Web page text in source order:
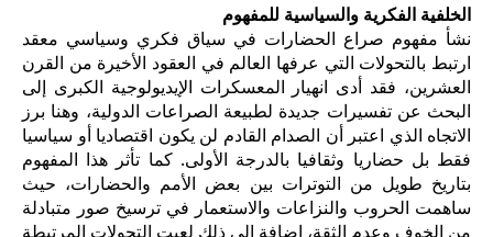
الخلفية الفكرية والسياسية للمفهوم
نشأ مفهوم صراع الحضارات في سياق فكري وسياسي معقد
ارتبط بالتحولات التي عرفها العالم في العقود الأخيرة من القرن
العشرين، فقد أدى انهيار المعسكرات الإيديولوجية الكبرى إلى
البحث عن تفسيرات جديدة لطبيعة الصراعات الدولية، وهنا برز
الاتجاه الذي اعتبر أن الصدام القادم لن يكون اقتصاديا أو سياسيا
فقط بل حضاريا وثقافيا بالدرجة الأولى. كما تأثر هذا المفهوم
بتاريخ طويل من التوترات بين بعض الأمم والحضارات، حيث
ساهمت الحروب والنزاعات والاستعمار في ترسيخ صور متبادلة
من الخوف وعدم الثقة، إضافة إلى ذلك لعبت التحولات المرتبطة